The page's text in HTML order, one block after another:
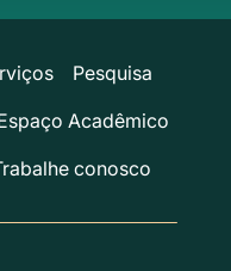
Pesquisa
Acadêmico
conosco